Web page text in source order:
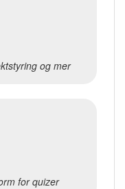
og mer
for quizer